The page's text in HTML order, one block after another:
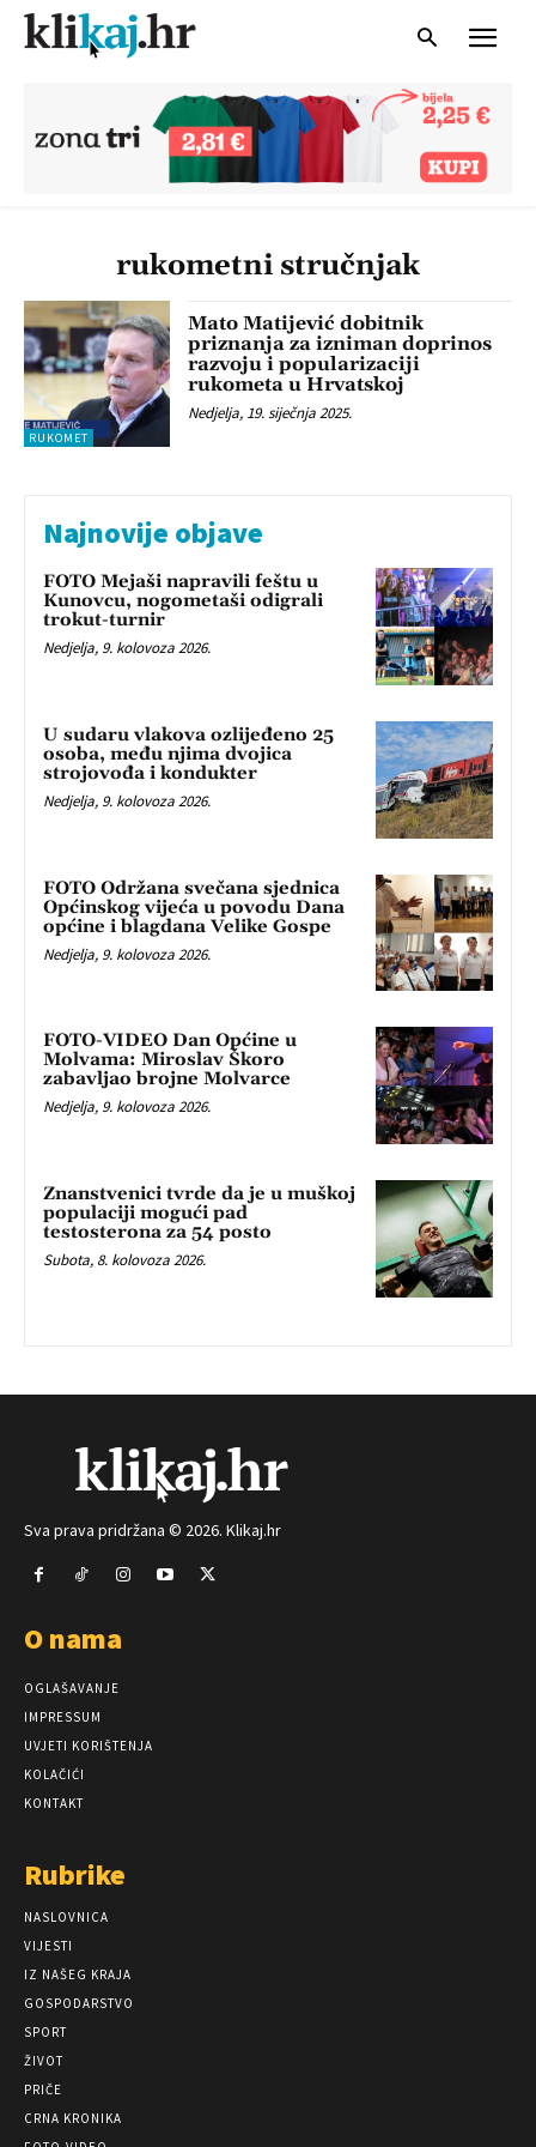
rukometni stručnjak
RUKOMET
Mato Matijević dobitnik
priznanja za izniman doprinos
razvoju i popularizaciji
rukometa u Hrvatskoj
Nedjelja, 19. siječnja 2025.
Najnovije objave
FOTO Mejaši napravili feštu u
Kunovcu, nogometaši odigrali
trokut-turnir
Nedjelja, 9. kolovoza 2026.
U sudaru vlakova ozlijeđeno 25
osoba, među njima dvojica
strojovođa i kondukter
Nedjelja, 9. kolovoza 2026.
FOTO Održana svečana sjednica
Općinskog vijeća u povodu Dana
općine i blagdana Velike Gospe
Nedjelja, 9. kolovoza 2026.
FOTO-VIDEO Dan Općine u
Molvama: Miroslav Škoro
zabavljao brojne Molvarce
Nedjelja, 9. kolovoza 2026.
Znanstvenici tvrde da je u muškoj
populaciji mogući pad
testosterona za 54 posto
Subota, 8. kolovoza 2026.
Sva prava pridržana © 2026. Klikaj.hr
O nama
OGLAŠAVANJE
IMPRESSUM
UVJETI KORIŠTENJA
KOLAČIĆI
KONTAKT
Rubrike
NASLOVNICA
VIJESTI
IZ NAŠEG KRAJA
GOSPODARSTVO
SPORT
ŽIVOT
PRIČE
CRNA KRONIKA